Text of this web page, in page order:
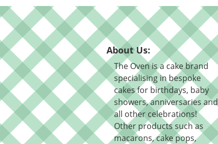
About Us:
The Oven is a cake brand
specialising in bespoke
cakes for birthdays, baby
showers, anniversaries and
all other celebrations!
Other products such as
macarons, cake pops,